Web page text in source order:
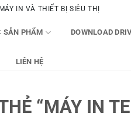
IN VÀ THIẾT BỊ SIÊU THỊ
SẢN PHẨM DOWNLOAD
LIÊN HỆ
“MÁY IN